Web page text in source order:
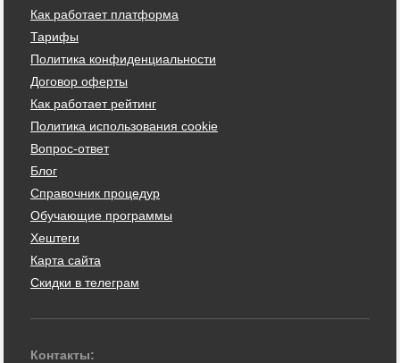
Как работает платформа
Тарифы
Политика конфиденциальности
Договор оферты
Как работает рейтинг
Политика использования cookie
Вопрос-ответ
Блог
Справочник процедур
Обучающие программы
Хештеги
Карта сайта
Скидки в телеграм
Контакты: